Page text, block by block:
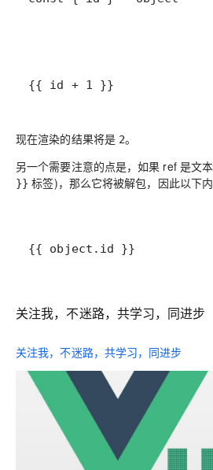
{{ id + 1 }}
现在渲染的结果将是 2。
另一个需要注意的点是，如果 ref 是文
}} 标签)，那么它将被解包，因此以下
{{ object.id }}
关注我，不迷路，共学习，同进步
关注我，不迷路，共学习，同进步